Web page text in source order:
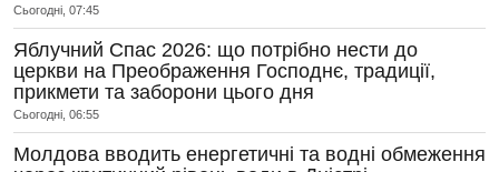
Сьогодні, 07:45
Яблучний Спас 2026: що потрібно нести до
церкви на Преображення Господнє, традиції,
прикмети та заборони цього дня
Сьогодні, 06:55
Молдова вводить енергетичні та водні обмеження